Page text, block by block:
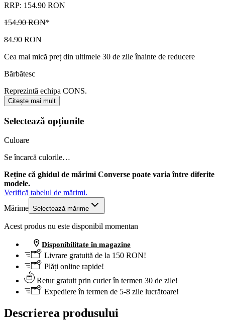
RRP: 154.90 RON
154.90 RON*
84.90 RON
Cea mai mică preț din ultimele 30 de zile înainte de reducere
Bărbătesc
Reprezintă echipa CONS.
Citește mai mult
Selectează opțiunile
Culoare
Se încarcă culorile…
Reține că ghidul de mărimi Converse poate varia între diferite
modele.
Verifică tabelul de mărimi.
Mărime Selectează mărime
Acest produs nu este disponibil momentan
Disponibilitate în magazine
Livrare gratuită de la 150 RON!
Plăți online rapide!
Retur gratuit prin curier în termen 30 de zile!
Expediere în termen de 5-8 zile lucrătoare!
Descrierea produsului